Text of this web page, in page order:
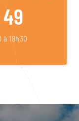
18h30